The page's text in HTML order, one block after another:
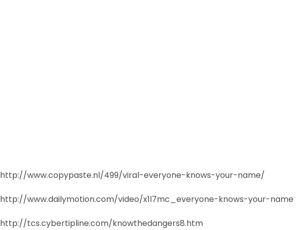
http://www.copypaste.nl/499/viral-everyone-knows-your-name/
http://www.dailymotion.com/video/x1l7mc_everyone-knows-your-name
http://tcs.cybertipline.com/knowthedangers8.htm